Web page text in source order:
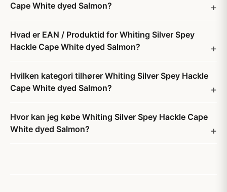
Cape White dyed Salmon?
Hvad er EAN / Produktid for Whiting Silver Spey
Hackle Cape White dyed Salmon?
Hvilken kategori tilhører Whiting Silver Spey Hackle
Cape White dyed Salmon?
Hvor kan jeg købe Whiting Silver Spey Hackle Cape
White dyed Salmon?